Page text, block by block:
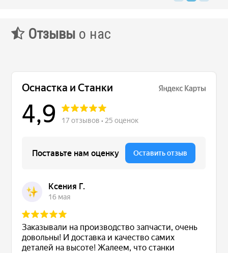
Отзывы о нас